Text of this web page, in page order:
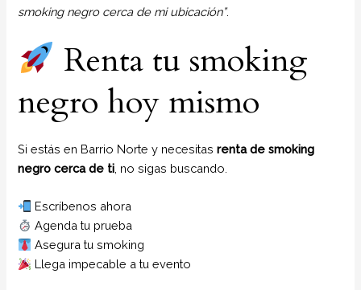
smoking negro cerca de mi ubicación”.
Renta tu smoking
negro hoy mismo
Si estás en Barrio Norte y necesitasrenta de smoking
negro cerca de ti , no sigas buscando.
Escríbenos ahora
Agenda tu prueba
Asegura tu smoking
Llega impecable a tu evento